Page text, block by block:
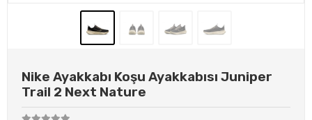
Nike Ayakkabı Koşu Ayakkabısı Juniper
Trail 2 Next Nature